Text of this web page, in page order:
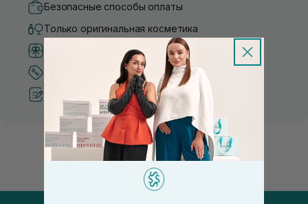
Безопасные способы оплаты
Только оригинальная косметика
Система бонусов и лояльности
Лучшие цены и топ товары
Рекомендации от косметологов